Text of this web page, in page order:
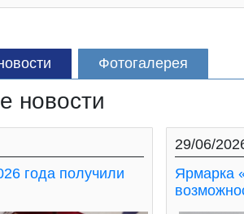
Фотогалерея
новости
года получили
29/06/
Ярмарка